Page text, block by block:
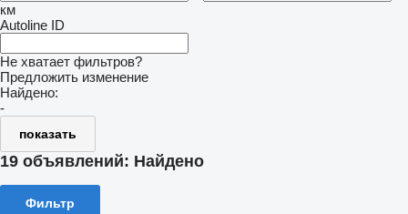
км
Autoline ID
Не хватает фильтров?
Предложить изменение
Найдено:
-
показать
19 объявлений: Найдено
Фильтр